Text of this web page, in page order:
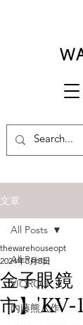
文章
All Posts
VIOROU
內藤熊八作
All Posts
金子眼鏡
市】'KV-
thewarehouseopt
2024年3月5日